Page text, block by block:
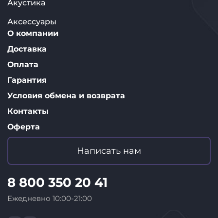
Написать нам
8 800 350 20 41
Ежедневно 10:00-21:00
Акустика
Аксессуары
О компании
Доставка
Оплата
Гарантия
Условия обмена и возврата
Контакты
Оферта